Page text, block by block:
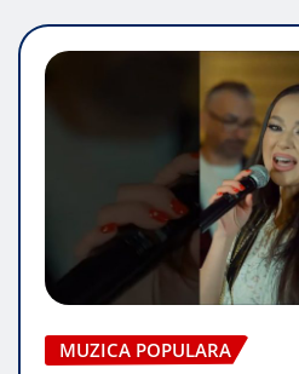
MUZICA POPULARA